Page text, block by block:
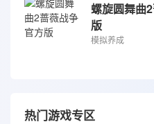
螺旋圆舞曲
版
模拟养成
热门游戏专区